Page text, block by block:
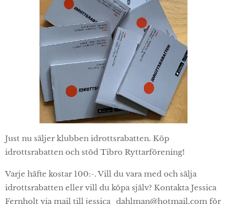
Just nu säljer klubben idrottsrabatten. Köp
idrottsrabatten och stöd Tibro Ryttarförening!
Varje häfte kostar 100:-. Vill du vara med och sälja
idrottsrabatten eller vill du köpa själv? Kontakta Jessica
Fernholt via mail till jessica_dahlman@hotmail.com för